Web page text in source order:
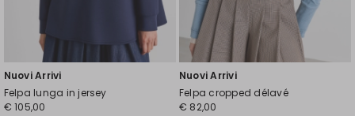
Nuovi Arrivi
Felpa lunga in jersey
€ 105,00
Nuovi Arrivi
Felpa cropped délavé
€ 82,00